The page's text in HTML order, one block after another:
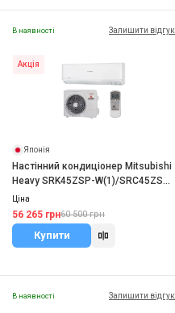
В наявності Залишити відгук
Акція
Японія
Настінний кондиціонер Mitsubishi
Heavy SRK45ZSP-W(1)/SRC45ZSP-
W(1)
Ціна
56 265 грн60 500 грн
Купити
В наявності Залишити відгук